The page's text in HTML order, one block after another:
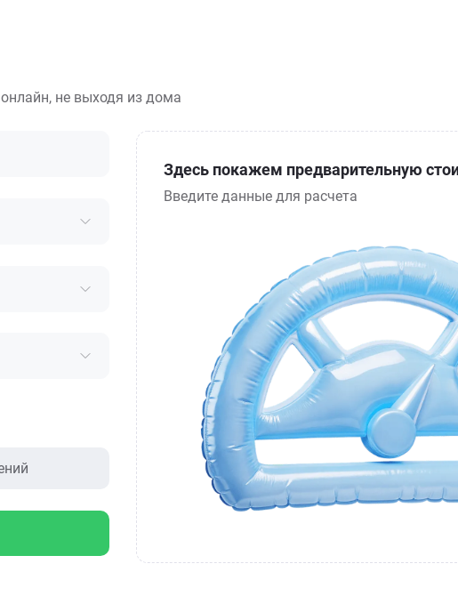
не выходя из дома
Здесь покажем предварительную
Введите данные для расчета